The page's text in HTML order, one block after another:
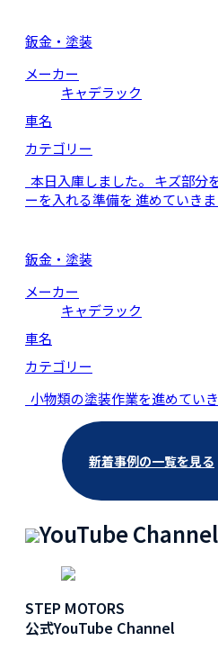
鈑金・塗装
メーカー
キャデラック
車名
カテゴリー
本日入庫しました。 キズ部分
ーを入れる準備を 進めていきま
鈑金・塗装
メーカー
キャデラック
車名
カテゴリー
小物類の塗装作業を進めていき
新着事例の一覧を見る
YouTube Channel
STEP MOTORS
公式YouTube Channel